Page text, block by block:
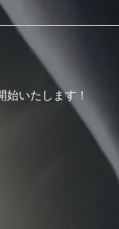
いたします！